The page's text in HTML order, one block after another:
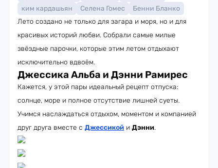
ким кардашьян
Селена Гомес
Бенни Бланко
Лето создано не только для загара и моря, но и для
красивых историй любви. Собрали самые милые
звёздные парочки, которые этим летом отдыхают
исключительно вдвоём.
Джессика Альба и Дэнни Рамирес
Кажется, у этой пары идеальный рецепт отпуска:
солнце, море и полное отсутствие лишней суеты.
Учимся наслаждаться отдыхом, моментом и компанией
друг друга вместе с Джессикой и Дэнни.